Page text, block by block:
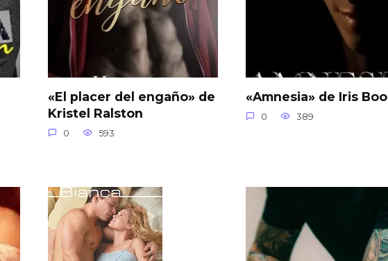
«El placer del engaño» de
Kristel Ralston
0 593
«Amnesia» de Iris Boo
0 389